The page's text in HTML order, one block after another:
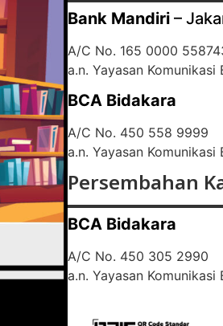
Bank Mandiri –
A/C No. 165 0000
a.n. Yayasan
BCA Bidakara
A/C No. 450 558 9999
a.n. Yayasan Komunikasi
Persembahan
BCA Bidakara
A/C No. 450 305 2990
a.n. Yayasan Komunikasi